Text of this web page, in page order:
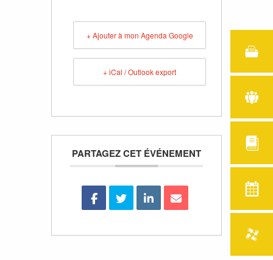
+ Ajouter à mon Agenda Google
+ iCal / Outlook export
PARTAGEZ CET ÉVÉNEMENT